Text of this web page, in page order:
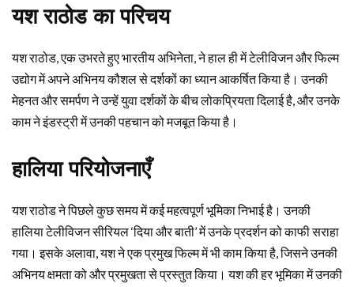
यश राठोड का परिचय
यश राठोड, एक उभरते हुए भारतीय अभिनेता, ने हाल ही में टेलीविजन और फिल्म
उद्योग में अपने अभिनय कौशल से दर्शकों का ध्यान आकर्षित किया है। उनकी
मेहनत और समर्पण ने उन्हें युवा दर्शकों के बीच लोकप्रियता दिलाई है, और उनके
काम ने इंडस्ट्री में उनकी पहचान को मजबूत किया है।
हालिया परियोजनाएँ
यश राठोड ने पिछले कुछ समय में कई महत्वपूर्ण भूमिका निभाई है। उनकी
हालिया टेलीविजन सीरियल ‘दिया और बाती’ में उनके प्रदर्शन को काफी सराहा
गया। इसके अलावा, यश ने एक प्रमुख फिल्म में भी काम किया है, जिसने उनकी
अभिनय क्षमता को और प्रमुखता से प्रस्तुत किया। यश की हर भूमिका में उनकी